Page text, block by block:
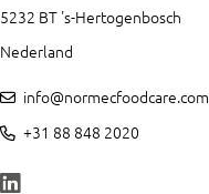
5232 BT 's-Hertogenbosch
Nederland
info@normecfoodcare.com
+31 88 848 2020